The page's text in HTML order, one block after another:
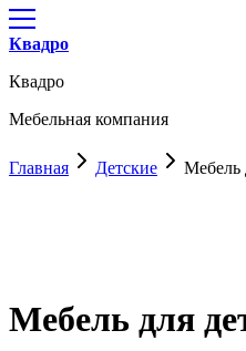
Квадро
Квадро
Мебельная компания
Главная Детские Мебель
Мебель для